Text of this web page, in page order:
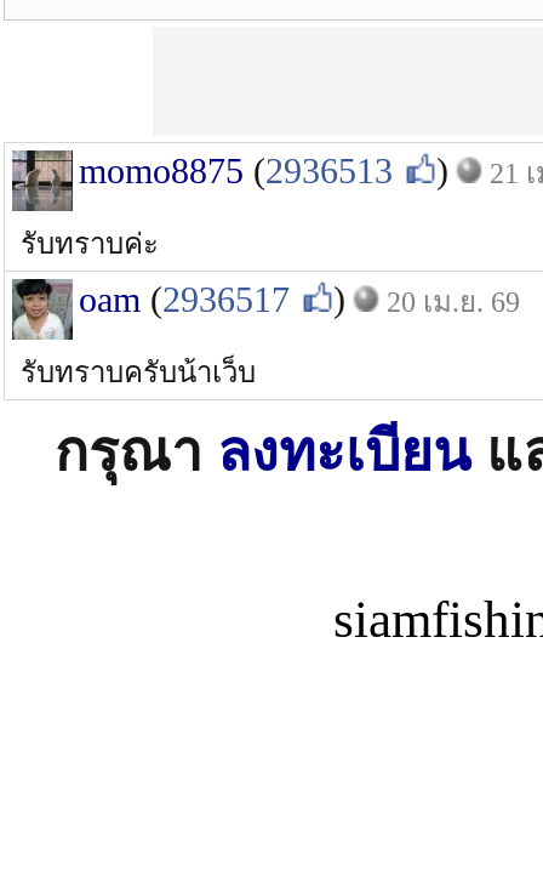
momo8875 (2936513 ) 21
รับทราบค่ะ
oam (2936517 ) 20 เม.ย. 69
รับทราบครับน้าเว็บ
กรุณา ลงทะเบียนแ